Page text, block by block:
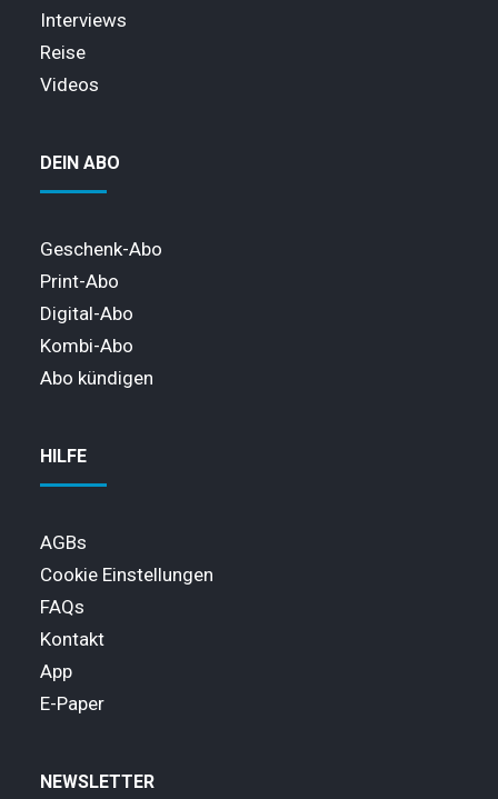
Interviews
Reise
Videos
DEIN ABO
Geschenk-Abo
Print-Abo
Digital-Abo
Kombi-Abo
Abo kündigen
HILFE
AGBs
Cookie Einstellungen
FAQs
Kontakt
App
E-Paper
NEWSLETTER